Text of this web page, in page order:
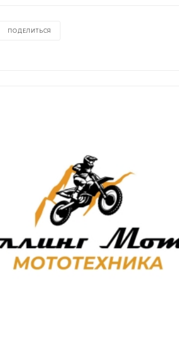
ПОДЕЛИТЬСЯ